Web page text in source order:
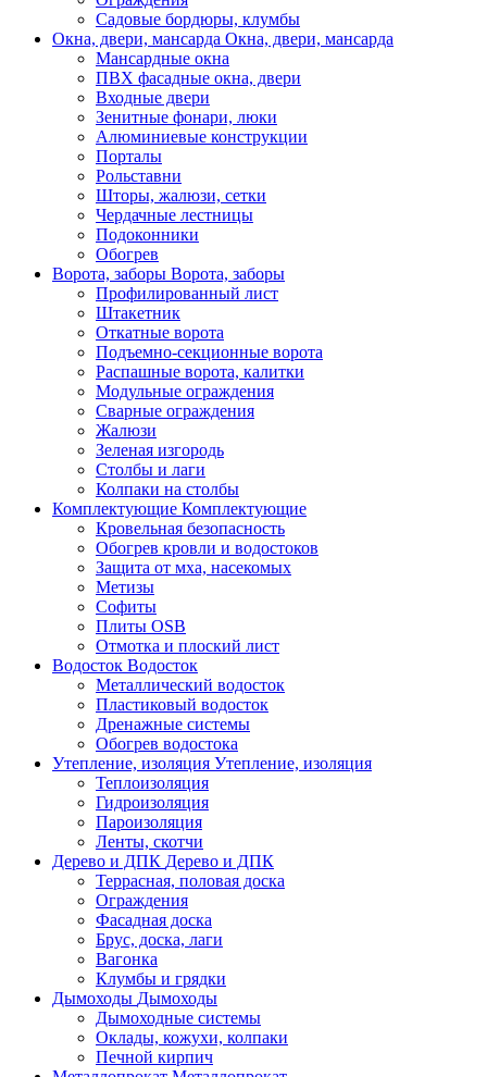
Садовые бордюры, клумбы
Окна, двери, мансарда Окна, двери, мансарда
Мансардные окна
ПВХ фасадные окна, двери
Входные двери
Зенитные фонари, люки
Алюминиевые конструкции
Порталы
Рольставни
Шторы, жалюзи, сетки
Чердачные лестницы
Подоконники
Обогрев
Ворота, заборы Ворота, заборы
Профилированный лист
Штакетник
Откатные ворота
Подъемно-секционные ворота
Распашные ворота, калитки
Модульные ограждения
Сварные ограждения
Жалюзи
Зеленая изгородь
Столбы и лаги
Колпаки на столбы
Комплектующие Комплектующие
Кровельная безопасность
Обогрев кровли и водостоков
Защита от мха, насекомых
Метизы
Софиты
Плиты OSB
Отмотка и плоский лист
Водосток Водосток
Металлический водосток
Пластиковый водосток
Дренажные системы
Обогрев водостока
Утепление, изоляция Утепление, изоляция
Теплоизоляция
Гидроизоляция
Пароизоляция
Ленты, скотчи
Дерево и ДПК Дерево и ДПК
Террасная, половая доска
Ограждения
Фасадная доска
Брус, доска, лаги
Вагонка
Клумбы и грядки
Дымоходы Дымоходы
Дымоходные системы
Оклады, кожухи, колпаки
Печной кирпич